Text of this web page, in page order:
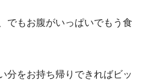
でもお腹がいっぱいでもう食
分をお持ち帰りできればビッ